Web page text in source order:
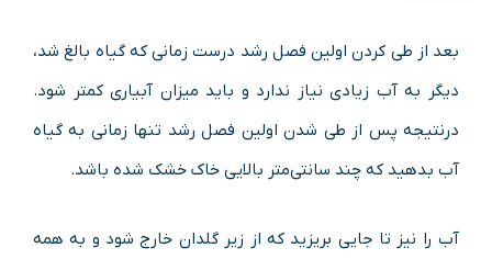
بعد از طی کردن اولین فصل رشد درست زمانی که گیاه بالغ شد،
دیگر به آب زیادی نیاز ندارد و باید میزان آبیاری کمتر شود.
درنتیجه پس از طی شدن اولین فصل رشد تنها زمانی به گیاه
آب بدهید که چند سانتی‌متر بالایی خاک خشک شده باشد.
آب را نیز تا جایی بریزید که از زیر گلدان خارج شود و به همه